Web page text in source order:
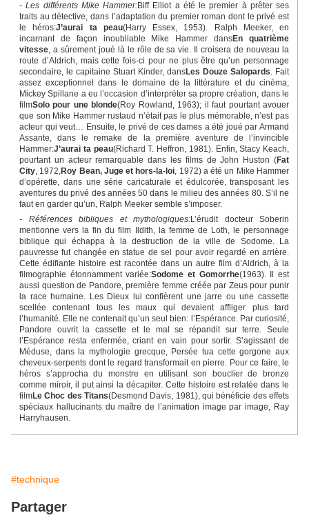
- Les différents Mike Hammer:Biff Elliot a été le premier à prêter ses
traits au détective, dans l’adaptation du premier roman dont le privé est
le héros:J’aurai ta peau(Harry Essex, 1953). Ralph Meeker, en
incarnant de façon inoubliable Mike Hammer dansEn quatrième
vitesse, a sûrement joué là le rôle de sa vie. Il croisera de nouveau la
route d’Aldrich, mais cette fois-ci pour ne plus être qu’un personnage
secondaire, le capitaine Stuart Kinder, dansLes Douze Salopards. Fait
assez exceptionnel dans le domaine de la littérature et du cinéma,
Mickey Spillane a eu l’occasion d’interpréter sa propre création, dans le
filmSolo pour une blonde(Roy Rowland, 1963); il faut pourtant avouer
que son Mike Hammer rustaud n’était pas le plus mémorable, n’est pas
acteur qui veut… Ensuite, le privé de ces dames a été joué par Armand
Assante, dans le remake de la première aventure de l’invincible
Hammer:J’aurai ta peau(Richard T. Heffron, 1981). Enfin, Stacy Keach,
pourtant un acteur remarquable dans les films de John Huston (Fat
City, 1972,Roy Bean, Juge et hors-la-loi, 1972) a été un Mike Hammer
d’opérette, dans une série caricaturale et édulcorée, transposant les
aventures du privé des années 50 dans le milieu des années 80. S’il ne
faut en garder qu’un, Ralph Meeker semble s’imposer.
- Références bibliques et mythologiques:L’érudit docteur Soberin
mentionne vers la fin du film Ildith, la femme de Loth, le personnage
biblique qui échappa à la destruction de la ville de Sodome. La
pauvresse fut changée en statue de sel pour avoir regardé en arrière.
Cette édifiante histoire est racontée dans un autre film d’Aldrich, à la
filmographie étonnamment variée:Sodome et Gomorrhe(1963). Il est
aussi question de Pandore, première femme créée par Zeus pour punir
la race humaine. Les Dieux lui confièrent une jarre ou une cassette
scellée contenant tous les maux qui devaient affliger plus tard
l’humanité. Elle ne contenait qu’un seul bien: l’Espérance. Par curiosité,
Pandore ouvrit la cassette et le mal se répandit sur terre. Seule
l’Espérance resta enfermée, criant en vain pour sortir. S’agissant de
Méduse, dans la mythologie grecque, Persée tua cette gorgone aux
cheveux-serpents dont le regard transformait en pierre. Pour ce faire, le
héros s’approcha du monstre en utilisant son bouclier de bronze
comme miroir, il put ainsi la décapiter. Cette histoire est relatée dans le
filmLe Choc des Titans(Desmond Davis, 1981), qui bénéficie des effets
spéciaux hallucinants du maître de l’animation image par image, Ray
Harryhausen.
#technique
Partager